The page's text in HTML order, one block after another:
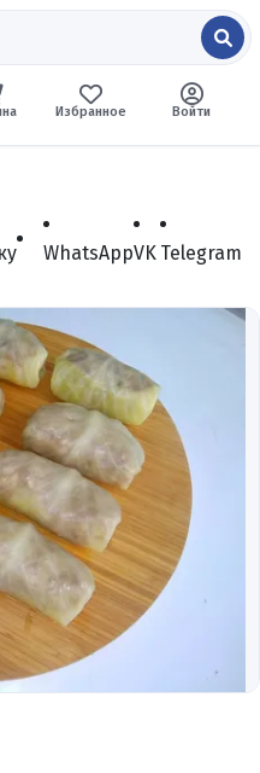
Войти
Избранное
WhatsAppVK Telegram